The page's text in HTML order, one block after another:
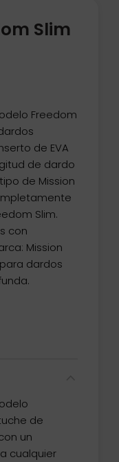
Slim
Freedom
de EVA
de dardo
de Mission
Slim.
con
Mission
dardos
de
un
cualquier